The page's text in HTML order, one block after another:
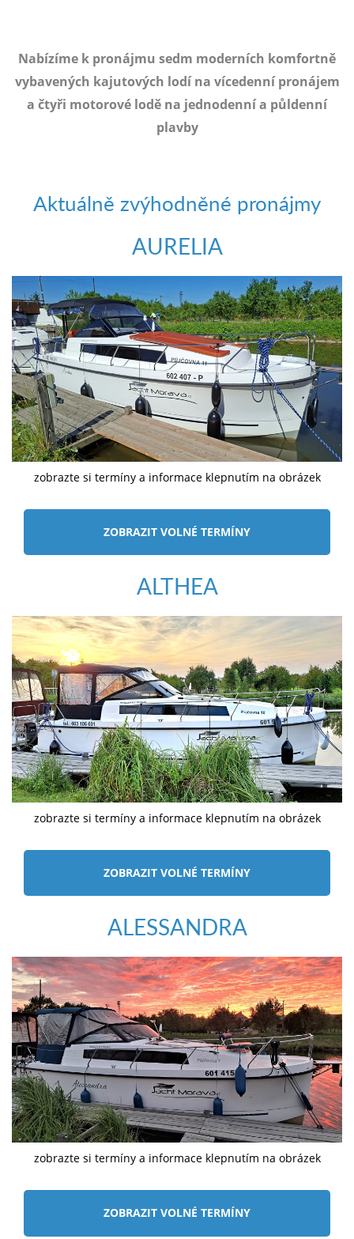
Nabízíme k pronájmu sedm moderních komfortně
vybavených kajutových lodí na vícedenní pronájem
a čtyři motorové lodě na jednodenní a půldenní
plavby
Aktuálně zvýhodněné pronájmy
AURELIA
zobrazte si termíny a informace klepnutím na obrázek
ZOBRAZIT VOLNÉ TERMÍNY
ALTHEA
zobrazte si termíny a informace klepnutím na obrázek
ZOBRAZIT VOLNÉ TERMÍNY
ALESSANDRA
zobrazte si termíny a informace klepnutím na obrázek
ZOBRAZIT VOLNÉ TERMÍNY
objednat
poukaz